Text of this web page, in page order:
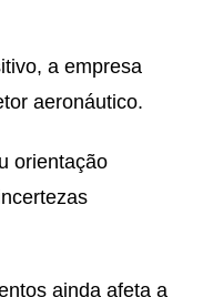
a empresa
aeronáutico.
orientação
ainda afeta a